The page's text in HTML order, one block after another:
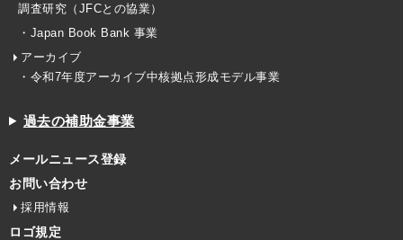
調査研究（JFCとの協業）
・Japan Book Bank 事業
アーカイブ
・令和7年度アーカイブ中核拠点形成モデル事業
過去の補助金事業
メールニュース登録
お問い合わせ
採用情報
ロゴ規定